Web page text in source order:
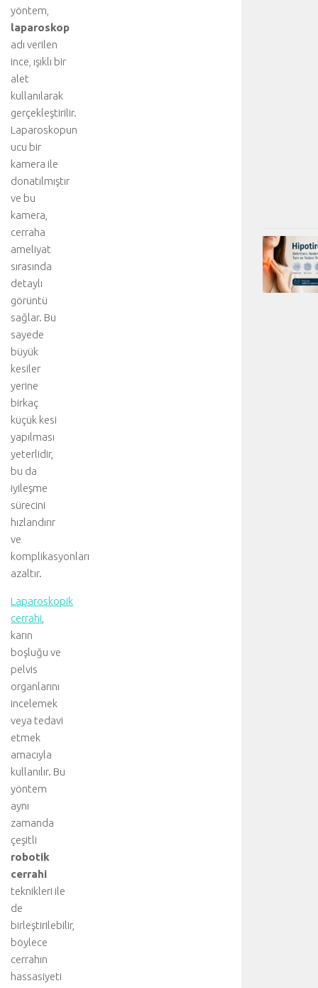
yöntem,
laparoskop
adı verilen
ince, ışıklı bir
alet
kullanılarak
gerçekleştirilir.
Laparoskopun
ucu bir
kamera ile
donatılmıştır
ve bu
kamera,
cerraha
ameliyat
sırasında
detaylı
görüntü
sağlar. Bu
sayede
büyük
kesiler
yerine
birkaç
küçük kesi
yapılması
yeterlidir,
bu da
iyileşme
sürecini
hızlandırır
ve
komplikasyonları
azaltır.
Laparoskopik
cerrahi
karın
boşluğu ve
pelvis
organlarını
incelemek
veya tedavi
etmek
amacıyla
kullanılır. Bu
yöntem
aynı
zamanda
çeşitli
robotik
cerrahi
teknikleri ile
de
birleştirilebilir,
böylece
cerrahın
hassasiyeti